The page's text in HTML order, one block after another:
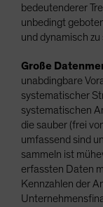
bedeutenderer
unbedingt
und dynamisch zu
Große
unabdingbare
systematischer
systematischen
die sauber (frei
umfassend sind
sammeln ist
erfassten Daten
Kennzahlen der